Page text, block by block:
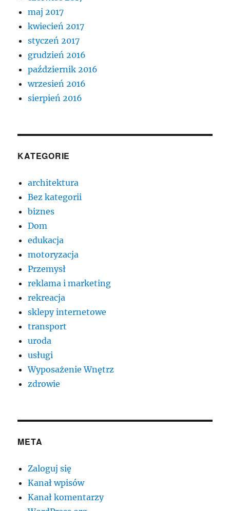
maj 2017
kwiecień 2017
styczeń 2017
grudzień 2016
październik 2016
wrzesień 2016
sierpień 2016
KATEGORIE
architektura
Bez kategorii
biznes
Dom
edukacja
motoryzacja
Przemysł
reklama i marketing
rekreacja
sklepy internetowe
transport
uroda
usługi
Wyposażenie Wnętrz
zdrowie
META
Zaloguj się
Kanał wpisów
Kanał komentarzy